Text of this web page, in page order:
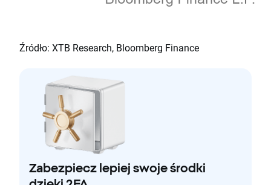
Źródło: XTB Research, Bloomberg Finance
Zabezpiecz lepiej swoje środki